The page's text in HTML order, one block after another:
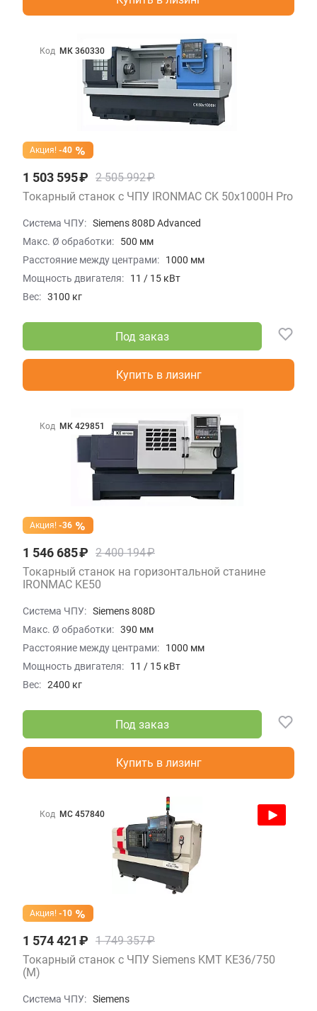
Акция! -40
1 503 595 ₽ 2 505 992 ₽
Токарный станок с ЧПУ IRONMAC CK 50x1000H Pro
Система ЧПУ: Siemens 808D Advanced
Макс. Ø обработки:
500 мм
Расстояние между центрами:
1000 мм
Мощность двигателя:
11 / 15 кВт
Вес: 3100 кг
Под заказ
Купить в лизинг
Код МК 360330
Акция! -36
1 546 685 ₽ 2 400 194 ₽
Токарный станок на горизонтальной станине
IRONMAC KE50
Система ЧПУ: Siemens 808D
Макс. Ø обработки: 390 мм
Расстояние между центрами:
1000 мм
Мощность двигателя:
11 / 15 кВт
Вес: 2400 кг
Под заказ
Купить в лизинг
Код МК 429851
Акция! -10
1 574 421 ₽ 1 749 357 ₽
Токарный станок с ЧПУ Siemens KMT KE36/750
(M)
Система ЧПУ: Siemens
Код МС 457840